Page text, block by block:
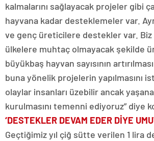
kalmalarını sağlayacak projeler gibi
hayvana kadar desteklemeler var.
ve genç üreticilere destekler var. Biz
ülkelere muhtaç olmayacak şekilde
büyükbaş hayvan sayısının
buna yönelik projelerin yapılmasını
olaylar insanları üzebilir ancak
kurulmasını temenni ediyoruz” diye
‘DESTEKLER DEVAM EDER DİYE
Geçtiğimiz yıl çiğ sütte verilen 1 lira